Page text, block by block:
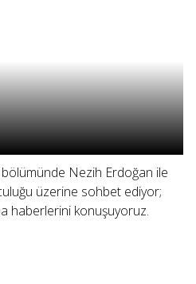
bölümünde Nezih Erdoğan ile
üzerine sohbet ediyor;
haberlerini konuşuyoruz.